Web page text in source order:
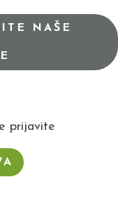
NAŠE
prijavite